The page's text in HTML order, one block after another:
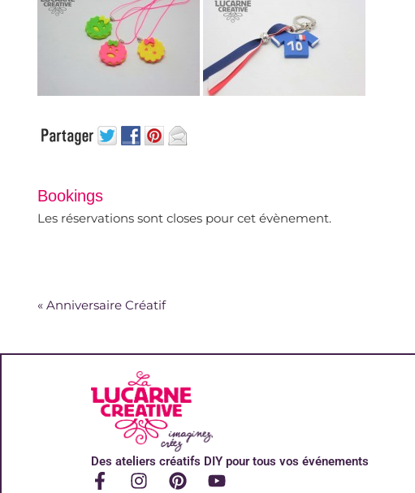
Bookings
Les réservations sont closes pour cet évènement.
« Anniversaire Créatif
Des ateliers créatifs DIY pour tous vos événements